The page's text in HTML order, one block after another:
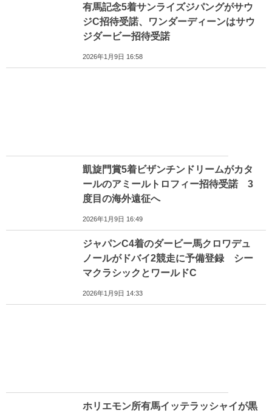
有馬記念5着サンライズジパングがサウ
ジC招待受諾、ワンダーディーンはサウ
ジダービー招待受諾
2026年1月9日 16:58
凱旋門賞5着ビザンチンドリームがカタ
ールのアミールトロフィー招待受諾 3
度目の海外遠征へ
2026年1月9日 16:49
ジャパンC4着のダービー馬クロワデュ
ノールがドバイ2競走に予備登録 シー
マクラシックとワールドC
2026年1月9日 14:33
ホリエモン所有馬イッテラッシャイが黒